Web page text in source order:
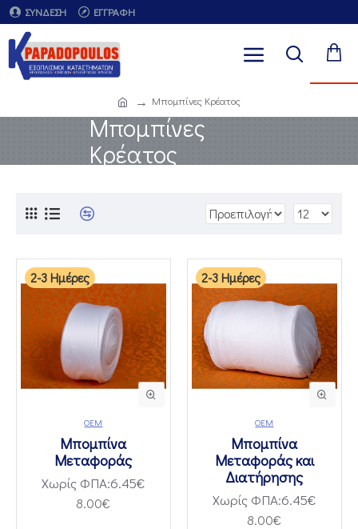
ΣΎΝΔΕΣΗ ΕΓΓΡΑΦΉ
Μπομπίνες Κρέατος
Μπομπίνες
Κρέατος
2-3 Ημέρες
OEM
Μπομπίνα
Μεταφοράς
Χωρίς ΦΠΑ:6.45€
8.00€
2-3 Ημέρες
OEM
Μπομπίνα
Μεταφοράς και
Διατήρησης
Χωρίς ΦΠΑ:6.45€
8.00€